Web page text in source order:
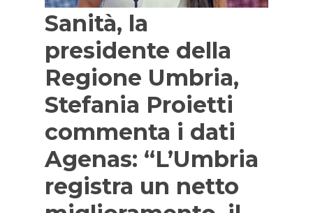
Sanità, la
presidente della
Regione Umbria,
Stefania Proietti
commenta i dati
Agenas: “L’Umbria
registra un netto